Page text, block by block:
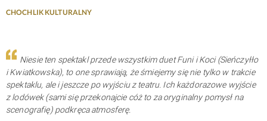
CHOCHLIK KULTURALNY
Niesie ten spektakl przede wszystkim duet Funi i Koci (Sieńczyłło
i Kwiatkowska), to one sprawiają, że śmiejemy się nie tylko w trakcie
spektaklu, ale i jeszcze po wyjściu z teatru. Ich każdorazowe wyjście
z lodówek (sami się przekonajcie cóż to za oryginalny pomysł na
scenografię) podkręca atmosferę.